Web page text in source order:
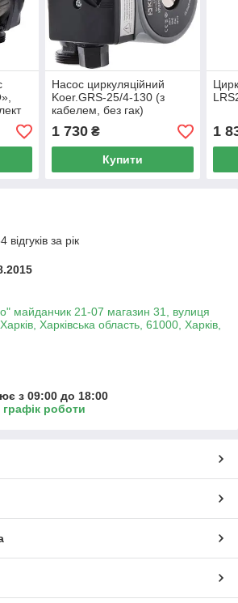
Насос циркуляційний
Koer.GRS-25/4-130 (з
кабелем, без гак)
1 730₴
Купити
1
за рік
майданчик 21-07 магазин 31, вулиця
Харківська область, 61000, Харків,
з 09:00 до 18:00
роботи